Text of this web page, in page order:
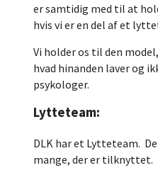
er samtidig med til at
hvis vi er en del af et
Vi holder os til den
hvad hinanden laver og
psykologer.
Lytteteam:
DLK har et Lytteteam.
mange, der er tilknyttet.